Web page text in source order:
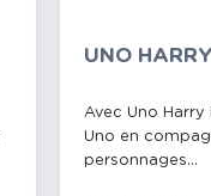
UNO
Avec Uno
Uno en
personnages...